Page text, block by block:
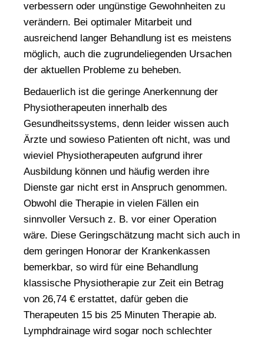
verbessern oder ungünstige Gewohnheiten zu
verändern. Bei optimaler Mitarbeit und
ausreichend langer Behandlung ist es meistens
möglich, auch die zugrundeliegenden Ursachen
der aktuellen Probleme zu beheben.
Bedauerlich ist die geringe Anerkennung der
Physiotherapeuten innerhalb des
Gesundheitssystems, denn leider wissen auch
Ärzte und sowieso Patienten oft nicht, was und
wieviel Physiotherapeuten aufgrund ihrer
Ausbildung können und häufig werden ihre
Dienste gar nicht erst in Anspruch genommen.
Obwohl die Therapie in vielen Fällen ein
sinnvoller Versuch z. B. vor einer Operation
wäre. Diese Geringschätzung macht sich auch in
dem geringen Honorar der Krankenkassen
bemerkbar, so wird für eine Behandlung
klassische Physiotherapie zur Zeit ein Betrag
von 26,74 € erstattet, dafür geben die
Therapeuten 15 bis 25 Minuten Therapie ab.
Lymphdrainage wird sogar noch schlechter